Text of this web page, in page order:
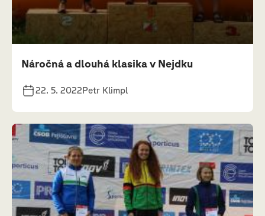
Náročná a dlouhá klasika v Nejdku
22. 5. 2022Petr Klimpl